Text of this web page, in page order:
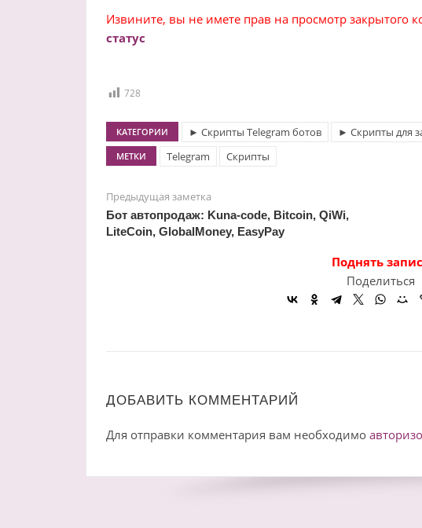
Извините, вы не имете прав на просмотр закрытого
статус
728
КАТЕГОРИИ ► Скрипты Telegram ботов ► Скрипты для
МЕТКИ Telegram Скрипты
Предыдущая заметка
Бот автопродаж: Kuna-code, Bitcoin, QiWi,
LiteCoin, GlobalMoney, EasyPay
Поднять
Поделиться
ДОБАВИТЬ КОММЕНТАРИЙ
Для отправки комментария вам необходимо